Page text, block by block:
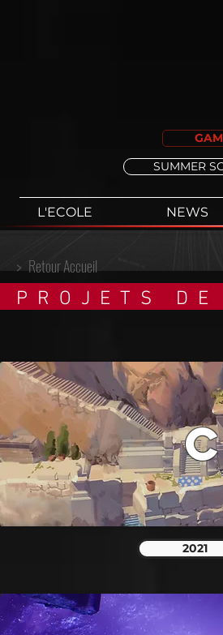
SUMMER
L'ECOLE NEWS
>Retour Accueil
PROJETS
2021